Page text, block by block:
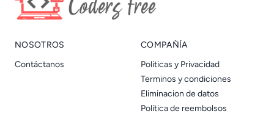
NOSOTROS
Contáctanos
COMPAÑÍA
Politicas y Privacidad
Terminos y condiciones
Eliminacion de datos
Política de reembolsos